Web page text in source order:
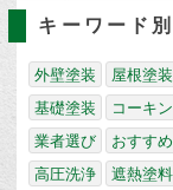
キーワード
外壁塗装 屋根塗装
基礎塗装
コーキ
業者選び
おすすめ
高圧洗浄
遮熱塗料